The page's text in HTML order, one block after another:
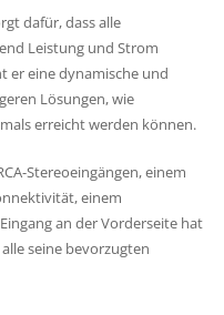
dafür, dass alle
Leistung und Strom
er eine dynamische und
Lösungen, wie
erreicht werden können.
Stereoeingängen, einem
einem
an der Vorderseite hat
seine bevorzugten